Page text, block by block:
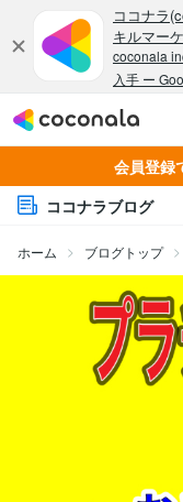
会員登録
ココナラブログ
ホーム ブログトップ